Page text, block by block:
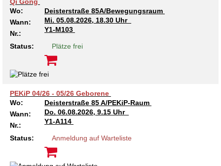
Kindertagesstätte Sylter Weg
Kindertagesstätte Tresckowstraße
Kindertagesstätte Voltmerstraße
Kindertagesstätte Wiehbergstraße
Kindertagesstätte Mühenkamp / Familienzentrum
Familienzentrum
Kindertagesstätte Pfarrlandplatz
Hör- und Sprachheilkindergarten Ratswiese
Kindertagesstätte Rosenbergstraße
Kindertagesstätte Schneiderberg
Wo:
Deisterstraße 85A/Bewegungsraum
Wann:
Mi. 05.08.2026, 18.30 Uhr
Nr.:
Y1-M103
Status: Plätze frei
PEKiP 04/26 - 05/26 Geborene
Wo:
Deisterstraße 85 A/PEKiP-Raum
Wann:
Do. 06.08.2026, 9.15 Uhr
Nr.:
Y1-A114
Status: Anmeldung auf Warteliste